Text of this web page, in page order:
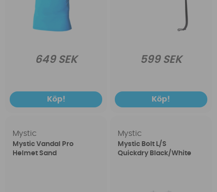
649 SEK
Köp!
599 SEK
Köp!
Mystic
Mystic Vandal Pro
Helmet Sand
Mystic
Mystic Bolt L/S
Quickdry Black/White